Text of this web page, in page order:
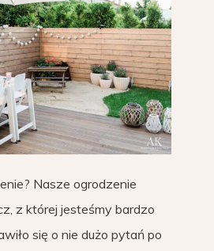
Nasze ogrodzenie
z której jesteśmy bardzo
się o nie dużo pytań po